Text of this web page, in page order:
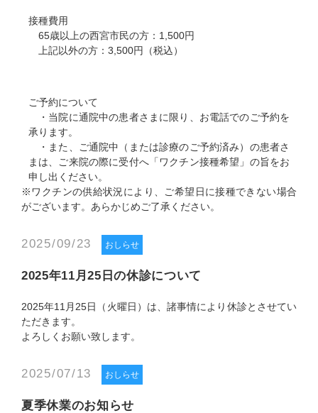
接種費用
65歳以上の西宮市民の方：1,500円
上記以外の方：3,500円（税込）
ご予約について
・当院に通院中の患者さまに限り、お電話でのご予約を
承ります。
・また、ご通院中（または診療のご予約済み）の患者さ
まは、ご来院の際に受付へ「ワクチン接種希望」の旨をお
申し出ください。
※ワクチンの供給状況により、ご希望日に接種できない場合
がございます。あらかじめご了承ください。
2025/09/23 おしらせ
2025年11月25日の休診について
2025年11月25日（火曜日）は、諸事情により休診とさせてい
ただきます。
よろしくお願い致します。
2025/07/13 おしらせ
夏季休業のお知らせ